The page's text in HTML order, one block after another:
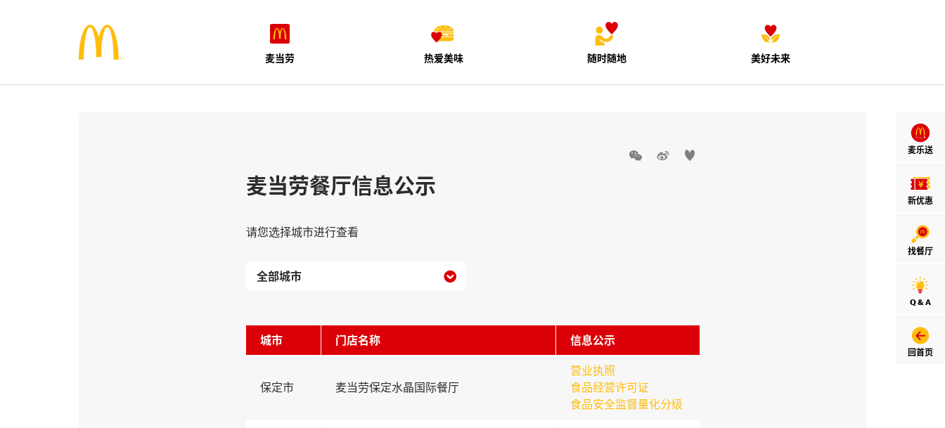
麦当劳 热爱美味 随时随地 美好未来
麦乐送
新优惠
找餐厅
Q & A
回首页
  
麦当劳餐厅信息公示
请您选择城市进行查看

城市 门店名称 信息公示
保定市 麦当劳保定水晶国际餐厅
营业执照
食品经营许可证
食品安全监督量化分级